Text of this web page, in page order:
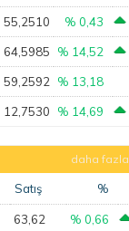
55,2510 % 0,43
64,5985 % 14,52
59,2592 % 13,18
12,7530 % 14,69
daha fazla
Satış %
63,62
% 0,66